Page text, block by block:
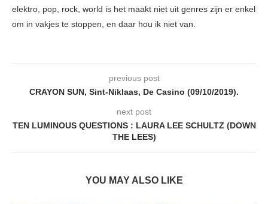
elektro, pop, rock, world is het maakt niet uit genres zijn er enkel
om in vakjes te stoppen, en daar hou ik niet van.
previous post
CRAYON SUN, Sint-Niklaas, De Casino (09/10/2019).
next post
TEN LUMINOUS QUESTIONS : LAURA LEE SCHULTZ (DOWN
THE LEES)
YOU MAY ALSO LIKE